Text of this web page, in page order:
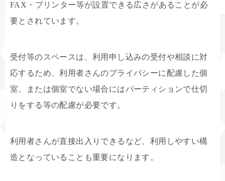
FAX・プリンター等が設置できる広さがあることが必
要とされています。
受付等のスペースは、利用申し込みの受付や相談に対
応するため、利用者さんのプライバシーに配慮した個
室、または個室でない場合にはパーティションで仕切
りをする等の配慮が必要です。
利用者さんが直接出入りできるなど、利用しやすい構
造となっていることも重要になります。